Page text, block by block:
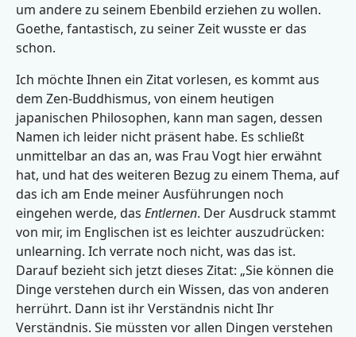
um andere zu seinem Ebenbild erziehen zu wollen.
Goethe, fantastisch, zu seiner Zeit wusste er das
schon.
Ich möchte Ihnen ein Zitat vorlesen, es kommt aus
dem Zen-Buddhismus, von einem heutigen
japanischen Philosophen, kann man sagen, dessen
Namen ich leider nicht präsent habe. Es schließt
unmittelbar an das an, was Frau Vogt hier erwähnt
hat, und hat des weiteren Bezug zu einem Thema, auf
das ich am Ende meiner Ausführungen noch
eingehen werde, das Entlernen. Der Ausdruck stammt
von mir, im Englischen ist es leichter auszudrücken:
unlearning. Ich verrate noch nicht, was das ist.
Darauf bezieht sich jetzt dieses Zitat: „Sie können die
Dinge verstehen durch ein Wissen, das von anderen
herrührt. Dann ist ihr Verständnis nicht Ihr
Verständnis. Sie müssten vor allen Dingen verstehen